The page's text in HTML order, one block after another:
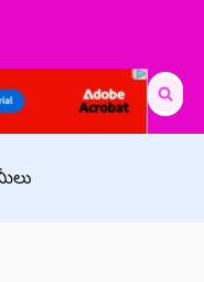
Search
for: